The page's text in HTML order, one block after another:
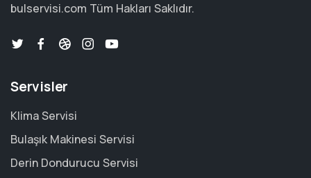
bulservisi.com Tüm Hakları Saklıdır.
Servisler
Klima Servisi
Bulaşık Makinesi Servisi
Derin Dondurucu Servisi